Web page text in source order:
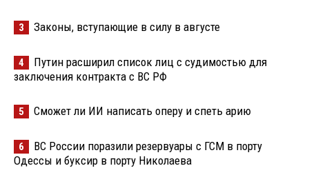
3 Законы, вступающие в силу в августе
4
Путин расширил список лиц с судимостью для
заключения контракта с ВС РФ
5 Сможет ли ИИ написать оперу и спеть арию
6
ВС России поразили резервуары с ГСМ в порту
Одессы и буксир в порту Николаева